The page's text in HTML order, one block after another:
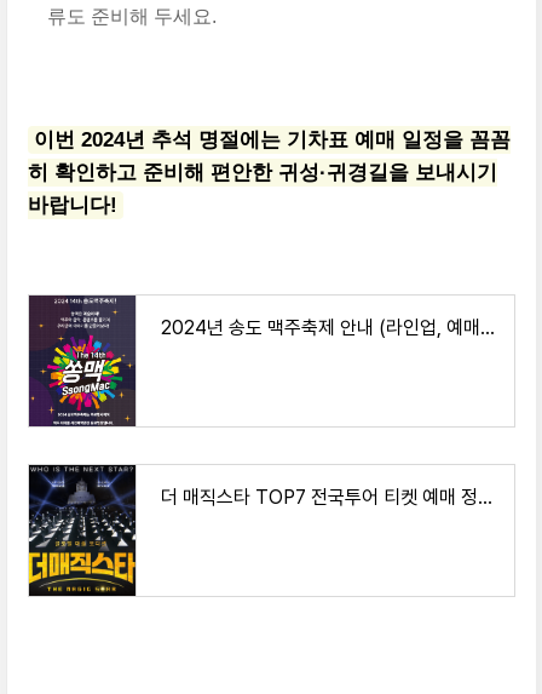
류도 준비해 두세요.
이번 2024년 추석 명절에는 기차표 예매 일정을 꼼꼼
히 확인하고 준비해 편안한 귀성·귀경길을 보내시기
바랍니다!
2024년 송도 맥주축제 안내 (라인업, 예매방법)
더 매직스타 TOP7 전국투어 티켓 예매 정보(부산,대구,고양,전주)